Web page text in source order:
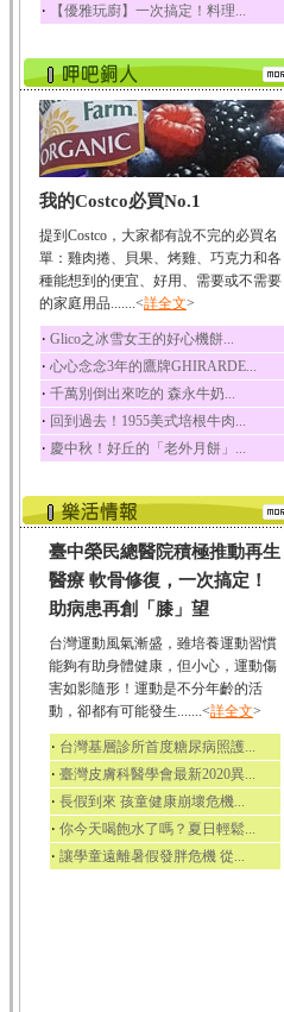
迷迭香
酸、迷迭香酸、植物...
咖啡
咖啡中的咖啡因會刺激
中樞神經系統，特別...
椰子
椰子含有糖類、脂肪、
荔枝
荔枝性質溫和所含的營
養素有醣類、檸檬酸...
五味子
五味子性質溫熱所含營
養成分有揮發油、檸...
草魚
草魚含有維生素A、維生
素C、及豐富的蛋白...
‧ 【優雅玩廚】一次搞定！料理...
我的Costco必買No.1
提到Costco，大家都有說不完的必買名
單：雞肉捲、貝果、烤雞、巧克力和各
種能想到的便宜、好用、需要或不需要
的家庭用品.......<詳全文>
‧ Glico之冰雪女王的好心機餅...
‧ 心心念念3年的鷹牌GHIRARDE...
‧ 千萬別倒出來吃的 森永牛奶...
‧ 回到過去！1955美式培根牛肉...
‧ 慶中秋！好丘的「老外月餅」...
臺中榮民總醫院積極推動再生
醫療 軟骨修復，一次搞定！
助病患再創「膝」望
台灣運動風氣漸盛，雖培養運動習慣
能夠有助身體健康，但小心，運動傷
害如影隨形！運動是不分年齡的活
動，卻都有可能發生.......<詳全文>
‧ 台灣基層診所首度糖尿病照護...
‧ 臺灣皮膚科醫學會最新2020異...
‧ 長假到來 孩童健康崩壞危機...
‧ 你今天喝飽水了嗎？夏日輕鬆...
‧ 讓學童遠離暑假發胖危機 從...